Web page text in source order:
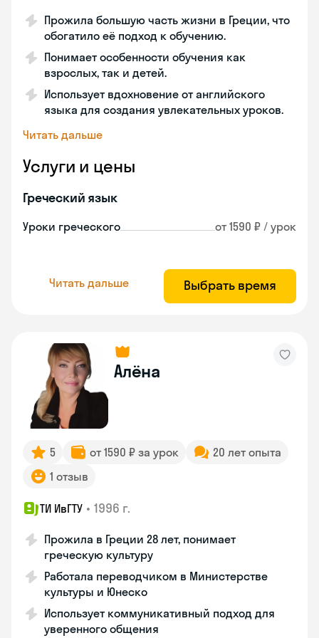
Прожила большую часть жизни в Греции, что
обогатило её подход к обучению.
Понимает особенности обучения как
взрослых, так и детей.
Использует вдохновение от английского
языка для создания увлекательных уроков.
Читать дальше
Услуги и цены
Греческий язык
Уроки греческого от 1590 ₽ / урок
Читать дальше Выбрать время
Алёна
5 от 1590 ₽ за урок
20 лет опыта
1 отзыв
ТИ ИвГТУ • 1996 г.
Прожила в Греции 28 лет, понимает
греческую культуру
Работала переводчиком в Министерстве
культуры и Юнеско
Использует коммуникативный подход для
уверенного общения